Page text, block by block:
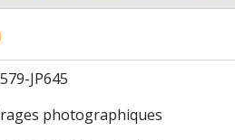
tombe" locus n° 1
2, abri 1
25
31
JP645
photographiques